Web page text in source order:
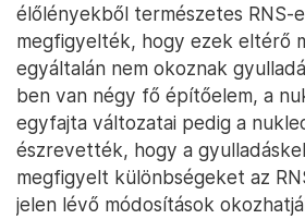
élőlényekből természetes RNS-
megfigyelték, hogy ezek eltérő
egyáltalán nem okoznak
ben van négy fő építőelem, a
egyfajta változatai pedig a
észrevették, hogy a
megfigyelt különbségeket az
jelen lévő módosítások